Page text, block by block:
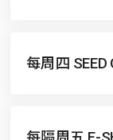
每周四